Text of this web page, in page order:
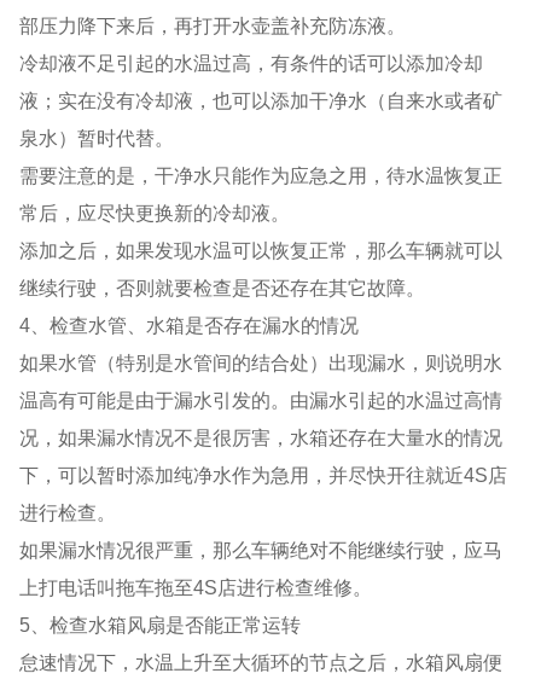
部压力降下来后，再打开水壶盖补充防冻液。
冷却液不足引起的水温过高，有条件的话可以添加冷却
液；实在没有冷却液，也可以添加干净水（自来水或者矿
泉水）暂时代替。
需要注意的是，干净水只能作为应急之用，待水温恢复正
常后，应尽快更换新的冷却液。
添加之后，如果发现水温可以恢复正常，那么车辆就可以
继续行驶，否则就要检查是否还存在其它故障。
4、检查水管、水箱是否存在漏水的情况
如果水管（特别是水管间的结合处）出现漏水，则说明水
温高有可能是由于漏水引发的。由漏水引起的水温过高情
况，如果漏水情况不是很厉害，水箱还存在大量水的情况
下，可以暂时添加纯净水作为急用，并尽快开往就近4S店
进行检查。
如果漏水情况很严重，那么车辆绝对不能继续行驶，应马
上打电话叫拖车拖至4S店进行检查维修。
5、检查水箱风扇是否能正常运转
怠速情况下，水温上升至大循环的节点之后，水箱风扇便